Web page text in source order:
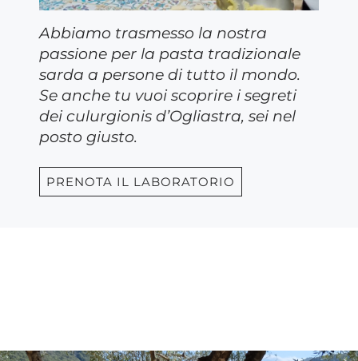
Abbiamo trasmesso la nostra
passione per la pasta tradizionale
sarda a persone di tutto il mondo.
Se anche tu vuoi scoprire i segreti
dei culurgionis d’Ogliastra, sei nel
posto giusto.
PRENOTA IL LABORATORIO